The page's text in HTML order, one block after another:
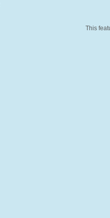
This